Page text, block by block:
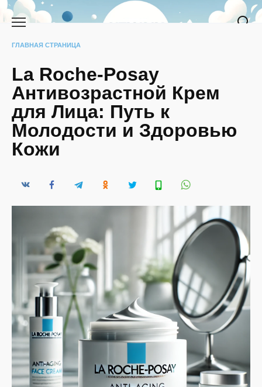
Перейти
ГЛАВНАЯ СТРАНИЦА
La Roche-Posay
Антивозрастной Крем
для Лица: Путь к
Молодости и Здоровью
Кожи